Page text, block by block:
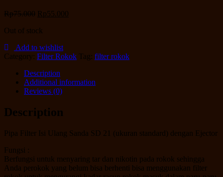
Rp75.000 Rp55.000
Out of stock
Add to wishlist
Category: Filter Rokok Tag: filter rokok
Description
Additional information
Reviews (0)
Description
Pipa Filter Isi Ulang Sanda SD 21 (ukuran standard) dengan Ejector
Fungsi :
Berfungsi untuk menyaring tar dan nikotin pada rokok sehingga
Anda perokok yang belum bisa berhenti bisa menggunakan filter